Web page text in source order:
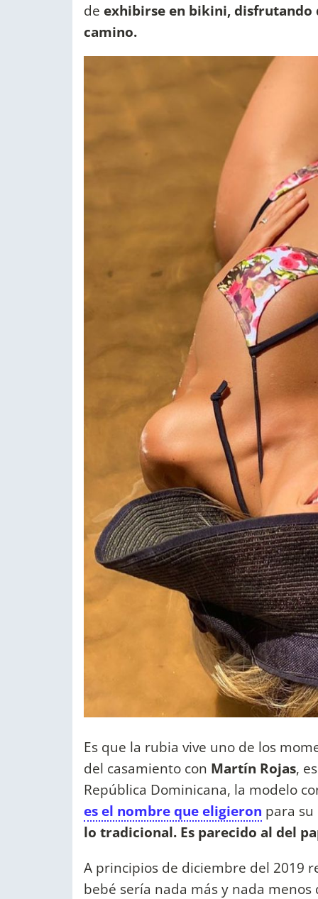
de exhibirse en bikini, disfrutando
camino.
Es que la rubia vive uno de los
del casamiento con Martín Rojas,
República Dominicana, la modelo
es el nombre que eligieron para
lo tradicional. Es parecido al del
A principios de diciembre del 2019
bebé sería nada más y nada